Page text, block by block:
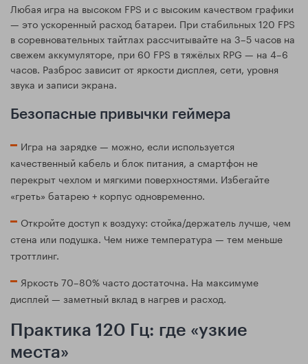
Любая игра на высоком FPS и с высоким качеством графики
— это ускоренный расход батареи. При стабильных 120 FPS
в соревновательных тайтлах рассчитывайте на 3–5 часов на
свежем аккумуляторе, при 60 FPS в тяжёлых RPG — на 4–6
часов. Разброс зависит от яркости дисплея, сети, уровня
звука и записи экрана.
Безопасные привычки геймера
Игра на зарядке — можно, если используется
качественный кабель и блок питания, а смартфон не
перекрыт чехлом и мягкими поверхностями. Избегайте
«греть» батарею + корпус одновременно.
Откройте доступ к воздуху: стойка/держатель лучше, чем
стена или подушка. Чем ниже температура — тем меньше
троттлинг.
Яркость 70–80% часто достаточна. На максимуме
дисплей — заметный вклад в нагрев и расход.
Практика 120 Гц: где «узкие
места»